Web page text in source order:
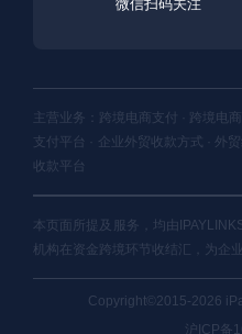
微信扫码关注
主营业务：跨境电商支付 · 跨境电
支付平台 · 企业外贸收款方式 · 外
收款平台
本页面所提及服务，均由
机构在资金跨境环节收结汇，为企
Copyright©2015-2026
沪ICP备